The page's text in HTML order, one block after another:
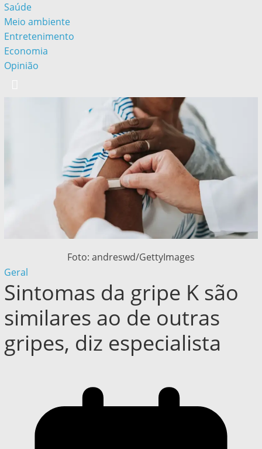
Saúde
Meio ambiente
Entretenimento
Economia
Opinião
Foto: andreswd/GettyImages
Geral
Sintomas da gripe K são
similares ao de outras
gripes, diz especialista